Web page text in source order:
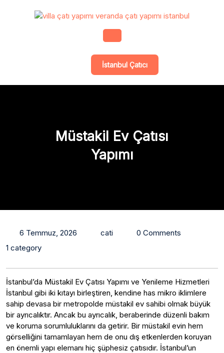
Open
Button
İstanbul Çatıcı
Müstakil Ev Çatısı
Yapımı
6 Temmuz, 2026 cati
0 Comments
1 category
İstanbul’da Müstakil Ev Çatısı Yapımı ve Yenileme Hizmetleri
İstanbul gibi iki kıtayı birleştiren, kendine has mikro iklimlere
sahip devasa bir metropolde müstakil ev sahibi olmak büyük
bir ayrıcalıktır. Ancak bu ayrıcalık, beraberinde düzenli bakım
ve koruma sorumluluklarını da getirir. Bir müstakil evin hem
görselliğini tamamlayan hem de onu dış etkenlerden koruyan
en önemli yapı elemanı hiç şüphesiz çatısıdır. İstanbul’un